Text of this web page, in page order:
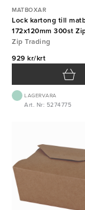
MATBOXAR
Lock kartong till
172x120mm 300st
Zip Trading
929 kr/krt
LAGERVARA
Art. Nr: 5274775